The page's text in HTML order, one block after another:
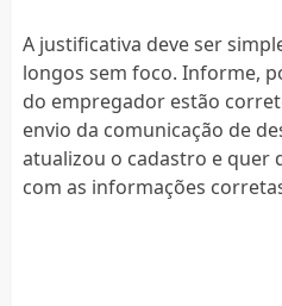
A justificativa deve ser
longos sem foco. Informe,
do empregador estão
envio da comunicação de
atualizou o cadastro e quer
com as informações